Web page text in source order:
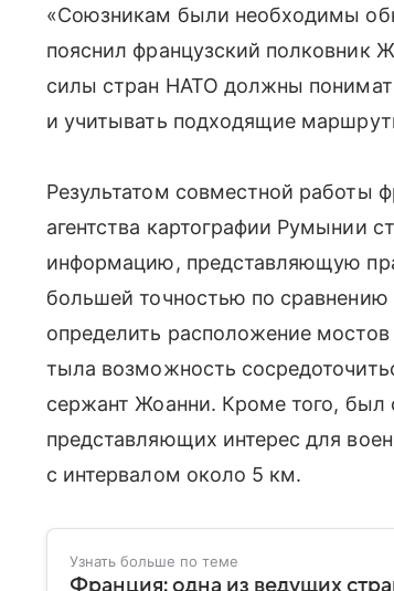
«Союзникам были необходимы
пояснил французский полковник
силы стран НАТО должны
и учитывать подходящие
Результатом совместной работы
агентства картографии Румынии
информацию, представляющую
большей точностью по
определить расположение
тыла возможность
сержант Жоанни. Кроме того, был
представляющих интерес для
с интервалом около 5 км.
Узнать больше по теме
Франция: одна из ведущих